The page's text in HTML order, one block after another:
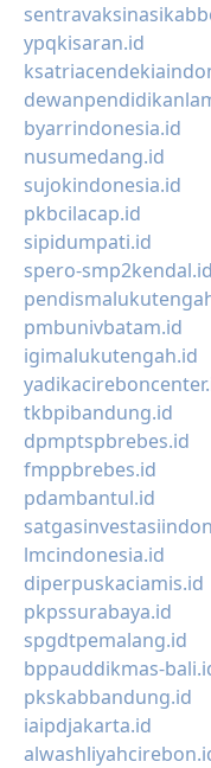
ypqkisaran.id
byarrindonesia.id
nusumedang.id
sujokindonesia.id
pkbcilacap.id
sipidumpati.id
spero-smp2kendal.id
pmbunivbatam.id
igimalukutengah.id
tkbpibandung.id
dpmptspbrebes.id
fmppbrebes.id
pdambantul.id
lmcindonesia.id
diperpuskaciamis.id
pkpssurabaya.id
spgdtpemalang.id
bppauddikmas-
pkskabbandung.id
iaipdjakarta.id